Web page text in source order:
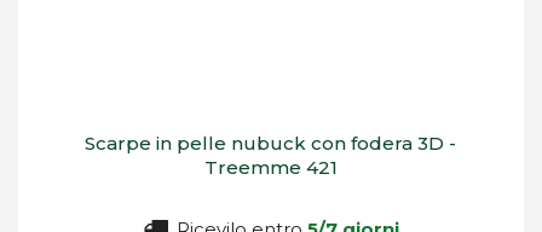
Scarpe in pelle nubuck con fodera 3D -
Treemme 421